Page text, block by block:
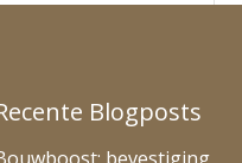
Blogposts